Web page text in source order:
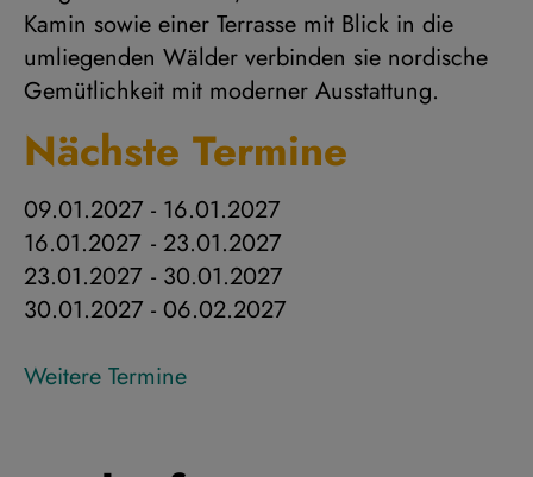
Kamin sowie einer Terrasse mit Blick in die
umliegenden Wälder verbinden sie nordische
Gemütlichkeit mit moderner Ausstattung.
Nächste Termine
09.01.2027 - 16.01.2027
16.01.2027 - 23.01.2027
23.01.2027 - 30.01.2027
30.01.2027 - 06.02.2027
Weitere Termine